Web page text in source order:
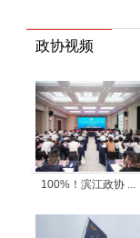
政协视频
100%！滨江政协 ...